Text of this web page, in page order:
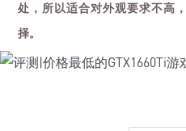
处，所以适合对外观要求不高
择。